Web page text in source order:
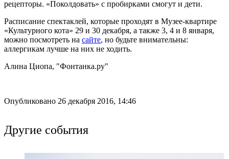
рецепторы. «Поколдовать» с пробирками смогут и дети.
Расписание спектаклей, которые проходят в Музее-квартире
«Культурного кота» 29 и 30 декабря, а также 3, 4 и 8 января,
можно посмотреть на сайте, но будьте внимательны:
аллергикам лучше на них не ходить.
Алина Циопа, "Фонтанка.ру"
Опубликовано 26 декабря 2016, 14:46
Другие события